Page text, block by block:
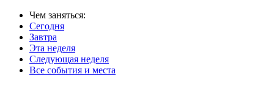
Чем заняться:
Сегодня
Завтра
Эта неделя
Следующая неделя
Все события и места